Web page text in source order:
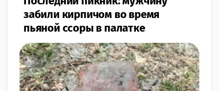
забили кирпичом во время
пьяной ссоры в палатке